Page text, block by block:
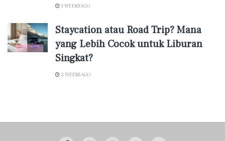
3 WEEKS AGO
Staycation atau Road Trip? Mana
yang Lebih Cocok untuk Liburan
Singkat?
2 WEEKS AGO